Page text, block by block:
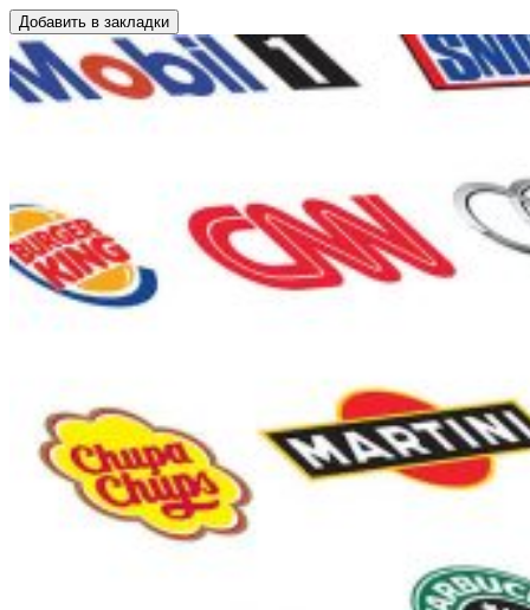
Добавить в закладки